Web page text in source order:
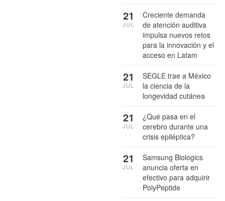
Creciente demanda
de atención auditiva
impulsa nuevos retos
para la innovación y el
acceso en Latam
21
JUL
SEGLE trae a México
la ciencia de la
longevidad cutánea
21
JUL
¿Qué pasa en el
cerebro durante una
crisis epiléptica?
21
JUL
Samsung Biologics
anuncia oferta en
efectivo para adquirir
PolyPeptide
21
JUL